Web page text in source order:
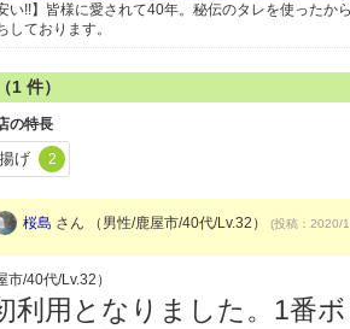
い!!】皆様に愛されて40年。秘伝のタレを使った
ております。
1 件）
の特長
げ 2
桜島 さん （男性/鹿屋市/40代/Lv.32） (投稿：2020/
/40代/Lv.32）
利用となりました。1番